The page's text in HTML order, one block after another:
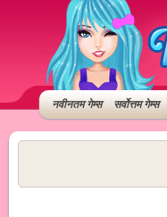
नवीनतम गेम्स सर्वोत्तम गेम्स